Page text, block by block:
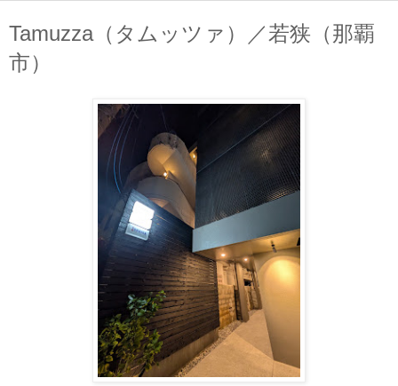
Tamuzza（タムッツァ）／若狭（那覇
市）